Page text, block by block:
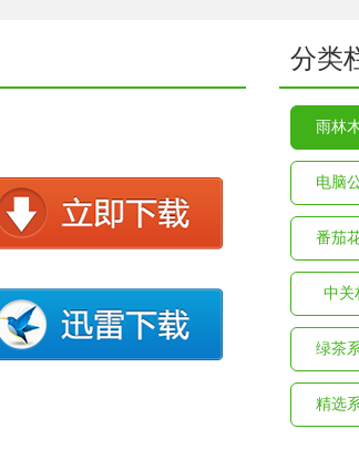
分类
雨林
电脑
番茄
中关
绿茶
精选